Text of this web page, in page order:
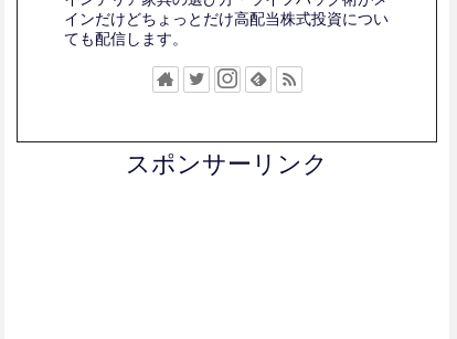
インだけどちょっとだけ高配当株式投資につい
ても配信します。
スポンサーリンク